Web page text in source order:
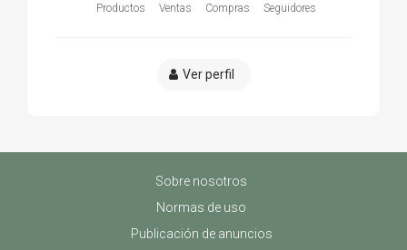
Productos Ventas Compras Seguidores
Ver perfil
Sobre nosotros
Normas de uso
Publicación de anuncios